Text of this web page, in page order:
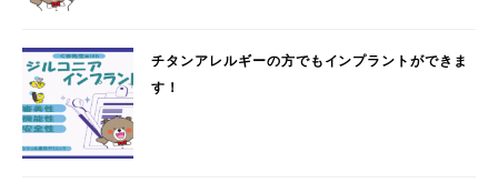
チタンアレルギーの方でもインプラントができま
す！